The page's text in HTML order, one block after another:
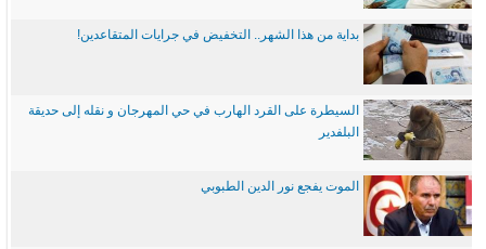
بداية من هذا الشهر.. التخفيض في جرايات المتقاعدين!
السيطرة على القرد الهارب في حي المهرجان و نقله إلى حديقة
البلفدير
الموت يفجع نور الدين الطبوبي